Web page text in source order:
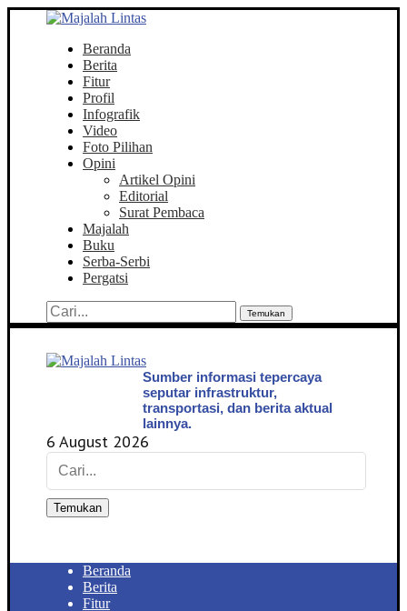
Beranda
Berita
Fitur
Profil
Infografik
Video
Foto Pilihan
Opini
Artikel Opini
Editorial
Surat Pembaca
Majalah
Buku
Serba-Serbi
Pergatsi
Temukan
Sumber informasi tepercaya
seputar infrastruktur,
transportasi, dan berita aktual
lainnya.
6 August 2026
Temukan
Beranda
Berita
Fitur